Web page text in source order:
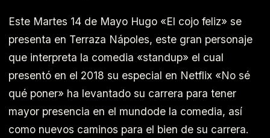
Este Martes 14 de Mayo Hugo «El cojo feliz» se
presenta en Terraza Nápoles, este gran personaje
que interpreta la comedia «standup» el cual
presentó en el 2018 su especial en Netflix «No sé
qué poner» ha levantado su carrera para tener
mayor presencia en el mundode la comedia, así
como nuevos caminos para el bien de su carrera.